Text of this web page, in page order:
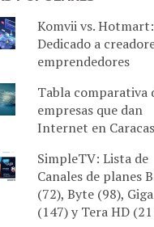
Komvii vs. Hotmart:
Dedicado a
emprendedores
Tabla comparativa
empresas que dan
Internet en Caracas
SimpleTV: Lista de
Canales de planes
(72), Byte (98), Giga
(147) y Tera HD